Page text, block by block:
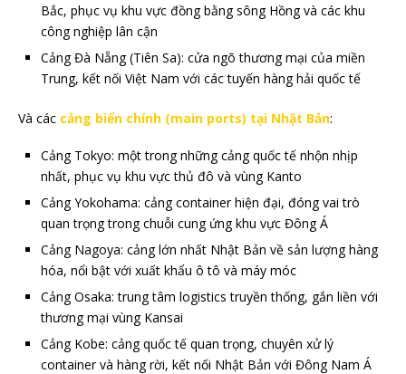
Bắc, phục vụ khu vực đồng bằng sông Hồng và các khu
công nghiệp lân cận
Cảng Đà Nẵng (Tiên Sa): cửa ngõ thương mại của miền
Trung, kết nối Việt Nam với các tuyến hàng hải quốc tế
Và các cảng biển chính (main ports) tại Nhật Bản:
Cảng Tokyo: một trong những cảng quốc tế nhộn nhịp
nhất, phục vụ khu vực thủ đô và vùng Kanto
Cảng Yokohama: cảng container hiện đại, đóng vai trò
quan trọng trong chuỗi cung ứng khu vực Đông Á
Cảng Nagoya: cảng lớn nhất Nhật Bản về sản lượng hàng
hóa, nổi bật với xuất khẩu ô tô và máy móc
Cảng Osaka: trung tâm logistics truyền thống, gắn liền với
thương mại vùng Kansai
Cảng Kobe: cảng quốc tế quan trọng, chuyên xử lý
container và hàng rời, kết nối Nhật Bản với Đông Nam Á